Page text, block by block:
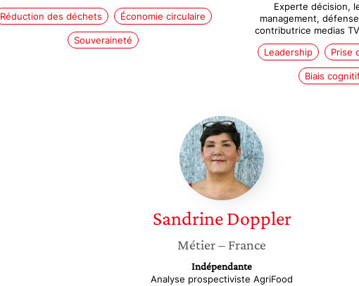
Réduction des déchets Économie circulaire
Souveraineté
Experte décision,
management,
contributrice medias
Leadership
Prise
Biais
Sandrine
Doppler
Sandrine Doppler
Métier– France
Indépendante
Analyse prospectiviste AgriFood